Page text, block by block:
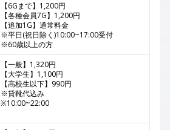
【6Gまで】1,200円
【各種会員7G】1,200円
【追加1G】通常料金
※平日(祝日除く)10:00~17:00受付
※60歳以上の方
【一般】1,320円
【大学生】1,100円
【高校生以下】990円
※貸靴代込み
※10:00~22:00